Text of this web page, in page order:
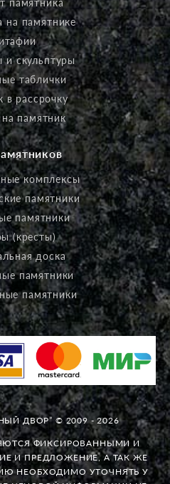
памятника
на памятнике
и скульптуры
таблички
в рассрочку
памятник
комплексы
памятники
памятники
(кресты)
доска
памятники
памятники
ДВОР” © 2009 - 2026
ФИКСИРОВАННЫМИ И
И ПРЕДЛОЖЕНИЕ, А ТАК ЖЕ
НЕОБХОДИМО УТОЧНЯТЬ У